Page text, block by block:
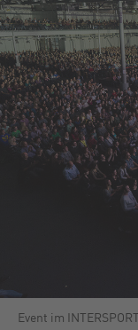
Event im